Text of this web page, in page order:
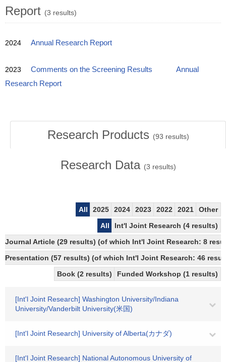
Report (3 results)
2024 Annual Research Report
2023 Comments on the Screening Results
Annual
Research Report
Research Products (93 results)
Research Data (3 results)
All 2025 2024 2023 2022 2021
Other
All
Int'l Joint Research (4 results)
Journal Article (29 results) (of which Int'l Joint Research: 8
Presentation (57 results) (of which Int'l Joint Research: 46
Book (2 results)
Funded Workshop (1 results)
[Int'l Joint Research] Washington University/Indiana
University/Vanderbilt University(米国)
[Int'l Joint Research] University of Alberta(カナダ)
[Int'l Joint Research] National Autonomous University of